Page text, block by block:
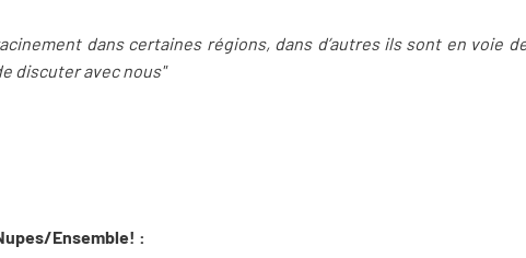
dans certaines régions, dans d’autres ils sont en voie
discuter avec nous"
Ensemble! :